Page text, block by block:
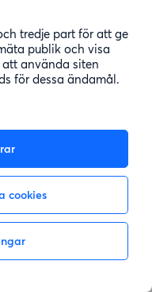
tredje part för att ge
publik och visa
använda siten
för dessa ändamål.
cookies